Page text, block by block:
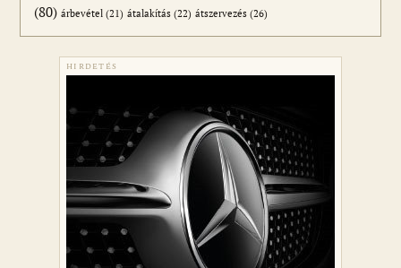
(80) árbevétel (21) átalakítás (22) átszervezés (26)
HIRDETÉS